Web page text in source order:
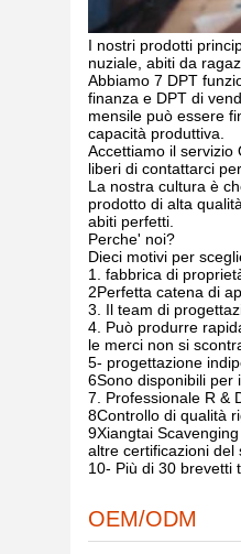
I nostri prodotti
nuziale, abiti da
Abbiamo 7 DPT
finanza e DPT di
mensile può essere
capacità produttiva.
Accettiamo il servizio
liberi di contattarci
La nostra cultura è
prodotto di alta
abiti perfetti.
Perche' noi?
Dieci motivi per
1. fabbrica di
2Perfetta catena di
3. Il team di
4. Può produrre
le merci non si
5- progettazione
6Sono disponibili per
7. Professionale R &
8Controllo di qualità
9Xiangtai
altre certificazioni del
10- Più di 30 brevetti
OEM/ODM